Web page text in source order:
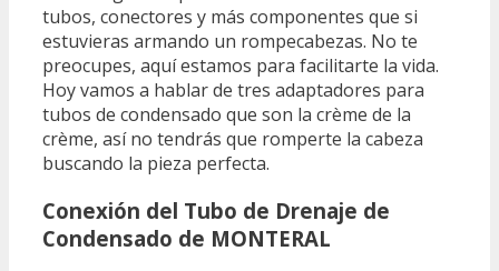
tubos, conectores y más componentes que si
estuvieras armando un rompecabezas. No te
preocupes, aquí estamos para facilitarte la vida.
Hoy vamos a hablar de tres adaptadores para
tubos de condensado que son la crème de la
crème, así no tendrás que romperte la cabeza
buscando la pieza perfecta.
Conexión del Tubo de Drenaje de
Condensado de MONTERAL